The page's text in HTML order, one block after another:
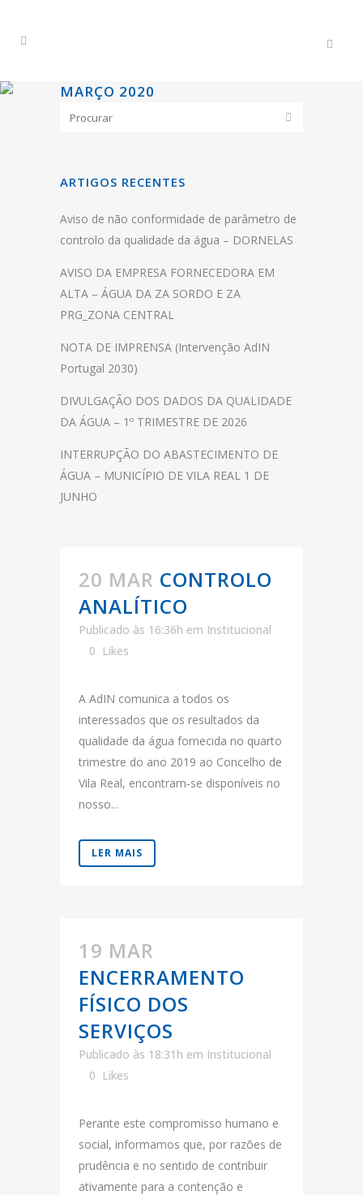
MARÇO 2020
ARTIGOS RECENTES
Aviso de não conformidade de parâmetro de
controlo da qualidade da água – DORNELAS
AVISO DA EMPRESA FORNECEDORA EM
ALTA – ÁGUA DA ZA SORDO E ZA
PRG_ZONA CENTRAL
NOTA DE IMPRENSA (Intervenção AdIN
Portugal 2030)
DIVULGAÇÃO DOS DADOS DA QUALIDADE
DA ÁGUA – 1º TRIMESTRE DE 2026
INTERRUPÇÃO DO ABASTECIMENTO DE
ÁGUA – MUNICÍPIO DE VILA REAL 1 DE
JUNHO
20 MAR CONTROLO
ANALÍTICO
Publicado às 16:36h em Institucional
0 Likes
A AdIN comunica a todos os
interessados que os resultados da
qualidade da água fornecida no quarto
trimestre do ano 2019 ao Concelho de
Vila Real, encontram-se disponíveis no
nosso...
LER MAIS
19 MAR
ENCERRAMENTO
FÍSICO DOS
SERVIÇOS
Publicado às 18:31h em Institucional
0 Likes
Perante este compromisso humano e
social, informamos que, por razões de
prudência e no sentido de contribuir
ativamente para a contenção e